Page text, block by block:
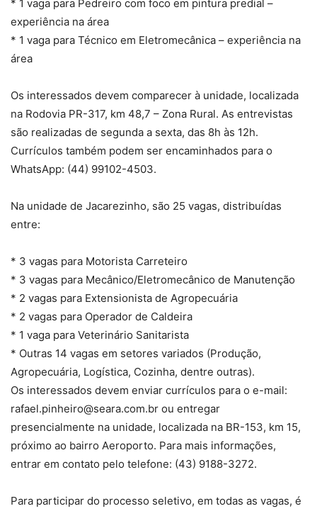
* 1 vaga para Pedreiro com foco em pintura predial –
experiência na área
* 1 vaga para Técnico em Eletromecânica – experiência na
área
Os interessados devem comparecer à unidade, localizada
na Rodovia PR-317, km 48,7 – Zona Rural. As entrevistas
são realizadas de segunda a sexta, das 8h às 12h.
Currículos também podem ser encaminhados para o
WhatsApp: (44) 99102-4503.
Na unidade de Jacarezinho, são 25 vagas, distribuídas
entre:
* 3 vagas para Motorista Carreteiro
* 3 vagas para Mecânico/Eletromecânico de Manutenção
* 2 vagas para Extensionista de Agropecuária
* 2 vagas para Operador de Caldeira
* 1 vaga para Veterinário Sanitarista
* Outras 14 vagas em setores variados (Produção,
Agropecuária, Logística, Cozinha, dentre outras).
Os interessados devem enviar currículos para o e-mail:
rafael.pinheiro@seara.com.br ou entregar
presencialmente na unidade, localizada na BR-153, km 15,
próximo ao bairro Aeroporto. Para mais informações,
entrar em contato pelo telefone: (43) 9188-3272.
Para participar do processo seletivo, em todas as vagas, é